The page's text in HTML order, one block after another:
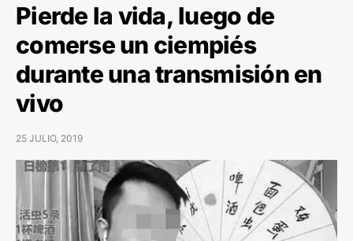
Pierde la vida, luego de
comerse un ciempiés
durante una transmisión en
vivo
25 JULIO, 2019